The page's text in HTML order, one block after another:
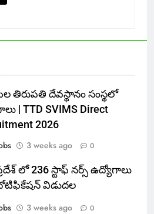
తిరుపతి దేవస్థానం సంస్థలో
| TTD SVIMS Direct
2026
3 weeks ago 0
లో 236 స్టాఫ్ నర్స్ ఉద్యోగాలు
నోటిఫికేషన్ విడుదల
3 weeks ago 0